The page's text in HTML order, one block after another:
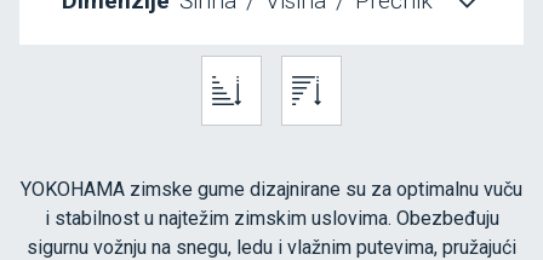
YOKOHAMA zimske gume dizajnirane su za optimalnu vuču
i stabilnost u najtežim zimskim uslovima. Obezbeđuju
sigurnu vožnju na snegu, ledu i vlažnim putevima, pružajući